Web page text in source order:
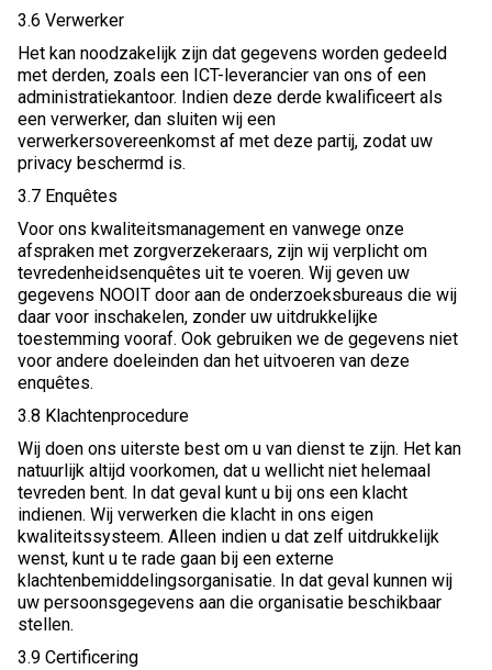
3.6 Verwerker
Het kan noodzakelijk zijn dat gegevens worden gedeeld
met derden, zoals een ICT-leverancier van ons of een
administratiekantoor. Indien deze derde kwalificeert als
een verwerker, dan sluiten wij een
verwerkersovereenkomst af met deze partij, zodat uw
privacy beschermd is.
3.7 Enquêtes
Voor ons kwaliteitsmanagement en vanwege onze
afspraken met zorgverzekeraars, zijn wij verplicht om
tevredenheidsenquêtes uit te voeren. Wij geven uw
gegevens NOOIT door aan de onderzoeksbureaus die wij
daar voor inschakelen, zonder uw uitdrukkelijke
toestemming vooraf. Ook gebruiken we de gegevens niet
voor andere doeleinden dan het uitvoeren van deze
enquêtes.
3.8 Klachtenprocedure
Wij doen ons uiterste best om u van dienst te zijn. Het kan
natuurlijk altijd voorkomen, dat u wellicht niet helemaal
tevreden bent. In dat geval kunt u bij ons een klacht
indienen. Wij verwerken die klacht in ons eigen
kwaliteitssysteem. Alleen indien u dat zelf uitdrukkelijk
wenst, kunt u te rade gaan bij een externe
klachtenbemiddelingsorganisatie. In dat geval kunnen wij
uw persoonsgegevens aan die organisatie beschikbaar
stellen.
3.9 Certificering